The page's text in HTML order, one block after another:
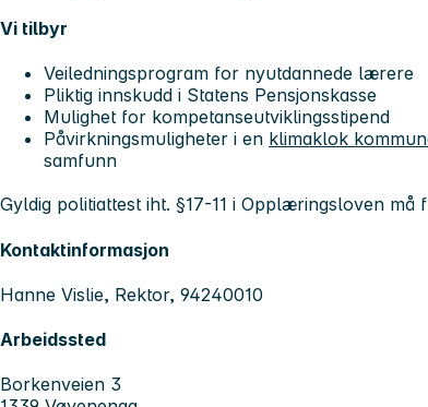
Vi tilbyr
Veiledningsprogram for nyutdannede lærere
Pliktig innskudd i Statens Pensjonskasse
Mulighet for kompetanseutviklingsstipend
Påvirkningsmuligheter i en klimaklok
samfunn
Gyldig politiattest iht. §17-11 i Opplæringsloven må
Kontaktinformasjon
Hanne Vislie, Rektor, 94240010
Arbeidssted
Borkenveien 3